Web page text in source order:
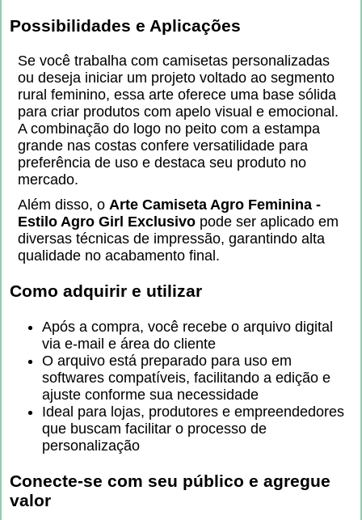
Possibilidades e Aplicações
Se você trabalha com camisetas personalizadas
ou deseja iniciar um projeto voltado ao segmento
rural feminino, essa arte oferece uma base sólida
para criar produtos com apelo visual e emocional.
A combinação do logo no peito com a estampa
grande nas costas confere versatilidade para
preferência de uso e destaca seu produto no
mercado.
Além disso, o Arte Camiseta Agro Feminina -
Estilo Agro Girl Exclusivo pode ser aplicado em
diversas técnicas de impressão, garantindo alta
qualidade no acabamento final.
Como adquirir e utilizar
Após a compra, você recebe o arquivo digital
via e-mail e área do cliente
O arquivo está preparado para uso em
softwares compatíveis, facilitando a edição e
ajuste conforme sua necessidade
Ideal para lojas, produtores e empreendedores
que buscam facilitar o processo de
personalização
Conecte-se com seu público e agregue
valor